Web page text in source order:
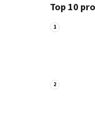
Top 10